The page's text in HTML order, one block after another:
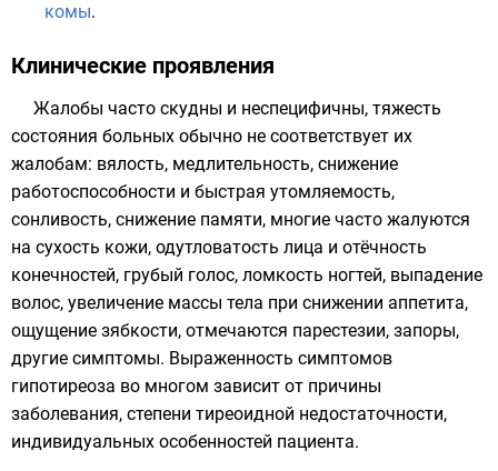
комы.
Клинические проявления
Жалобы часто скудны и неспецифичны, тяжесть
состояния больных обычно не соответствует их
жалобам: вялость, медлительность, снижение
работоспособности и быстрая утомляемость,
сонливость, снижение памяти, многие часто жалуются
на сухость кожи, одутловатость лица и отёчность
конечностей, грубый голос, ломкость ногтей, выпадение
волос, увеличение массы тела при снижении аппетита,
ощущение зябкости, отмечаются парестезии, запоры,
другие симптомы. Выраженность симптомов
гипотиреоза во многом зависит от причины
заболевания, степени тиреоидной недостаточности,
индивидуальных особенностей пациента.